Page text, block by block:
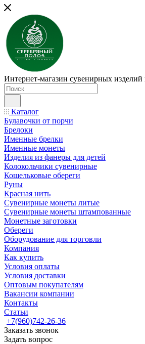
Интернет-магазин сувенирных изделий
Каталог
Булавочки от порчи
Брелоки
Именные брелки
Именные монеты
Изделия из фанеры для детей
Колокольчики сувенирные
Кошельковые обереги
Руны
Красная нить
Сувенирные монеты литые
Сувенирные монеты штампованные
Монетные заготовки
Обереги
Оборудование для торговли
Компания
Как купить
Условия оплаты
Условия доставки
Оптовым покупателям
Вакансии компании
Контакты
Статьи
+7(960)742-26-36
Заказать звонок
Задать вопрос